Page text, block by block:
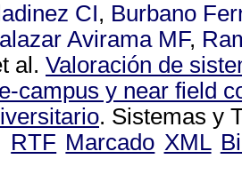
CI, Burbano
Avirama MF,
al. Valoración de
campus y near field
. Sistemas y
RTF Marcado XML